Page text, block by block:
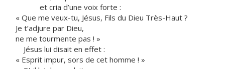
et cria d’une voix forte :
« Que me veux-tu, Jésus, Fils du Dieu Très-Haut ?
Je t’adjure par Dieu,
ne me tourmente pas ! »
Jésus lui disait en effet :
« Esprit impur, sors de cet homme ! »